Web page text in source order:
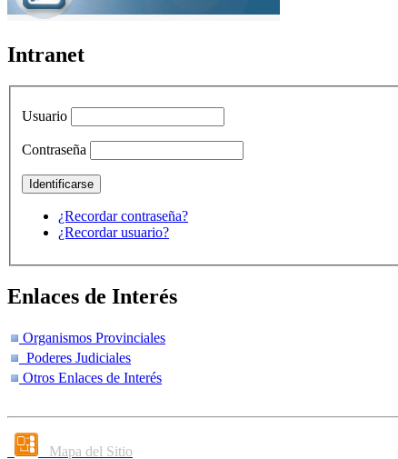
Intranet
Usuario
Contraseña
¿Recordar contraseña?
¿Recordar usuario?
Enlaces de Interés
Organismos Provinciales
Poderes Judiciales
Otros Enlaces de Interés
Mapa del Sitio